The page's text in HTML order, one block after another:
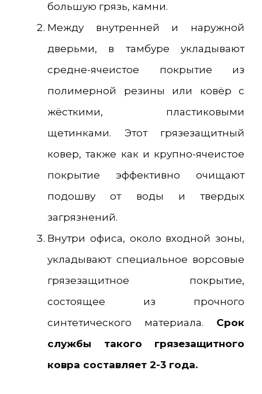
большую грязь, камни.
Между внутренней и наружной
дверьми, в тамбуре укладывают
средне-ячеистое покрытие из
полимерной резины или ковёр с
жёсткими, пластиковыми
щетинками. Этот грязезащитный
ковер, также как и крупно-ячеистое
покрытие эффективно очищают
подошву от воды и твердых
загрязнений.
Внутри офиса, около входной зоны,
укладывают специальное ворсовые
грязезащитное покрытие,
состоящее из прочного
синтетического материала. Срок
службы такого грязезащитного
ковра составляет 2-3 года.